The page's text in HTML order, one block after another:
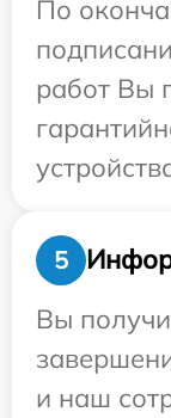
По
работ Вы
5
Вы
и наш